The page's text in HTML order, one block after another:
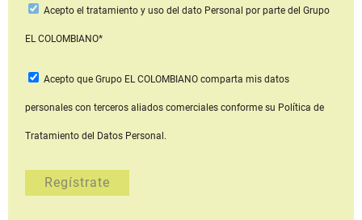
Acepto el tratamiento y uso del dato Personal por parte del Grupo
EL COLOMBIANO*
Acepto que Grupo EL COLOMBIANOcomparta mis datos
personales con terceros aliados comerciales conforme su Política de
Tratamiento del Datos Personal.